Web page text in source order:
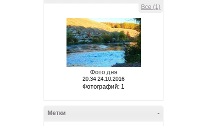
Все (1)
Фото дня
20:34 24.10.2016
Фотографий: 1
-
Метки